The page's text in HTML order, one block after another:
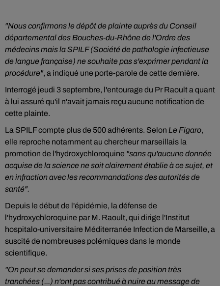
"Nous confirmons le dépôt de plainte auprès du Conseil
départemental des Bouches-du-Rhône de l'Ordre des
médecins mais la SPILF (Société de pathologie infectieuse
de langue française) ne souhaite pas s'exprimer pendant la
procédure", a indiqué une porte-parole de cette dernière.
Interrogé jeudi 3 septembre, l'entourage du Pr Raoult a quant
à lui assuré qu'il n'avait jamais reçu aucune notification de
cette plainte.
La SPILF compte plus de 500 adhérents. Selon Le Figaro,
elle reproche notamment au chercheur marseillais la
promotion de l'hydroxychloroquine "sans qu'aucune donnée
acquise de la science ne soit clairement établie à ce sujet, et
en infraction avec les recommandations des autorités de
santé".
Depuis le début de l'épidémie, la défense de
l'hydroxychloroquine par M. Raoult, qui dirige l'Institut
hospitalo-universitaire Méditerranée Infection de Marseille, a
suscité de nombreuses polémiques dans le monde
scientifique.
"On peut se demander si ses prises de position très
tranchées (...) n'ont pas contribué à nuire au message de